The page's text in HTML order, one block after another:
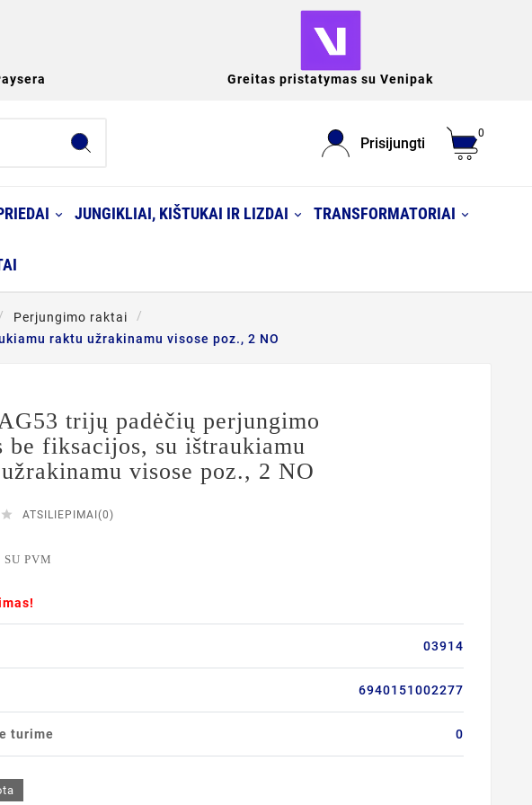
Greitas pristatymas su Venipak
Prisijungti
0
JUNGIKLIAI, KIŠTUKAI IR LIZDAI TRANSFORMATORIAI
Perjungimo raktai
raktu užrakinamu visose poz., 2 NO
trijų padėčių perjungimo
be fiksacijos, su ištraukiamu
visose poz., 2 NO
 ATSILIEPIMAI(0)
SU PVM
03914
6940151002277
turime 0